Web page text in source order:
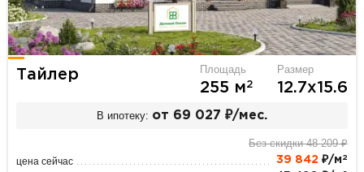
Тайлер Площадь
255 м2
Размер
12.7х15.6
В ипотеку: от 69 027 ₽/мес.
Без скидки 48 209 ₽
цена сейчас 39 842 ₽/м 2